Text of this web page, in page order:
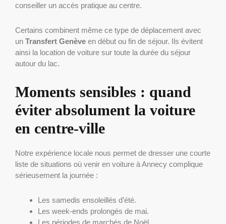
conseiller un accès pratique au centre.
Certains combinent même ce type de déplacement avec
un Transfert Genève en début ou fin de séjour. Ils évitent
ainsi la location de voiture sur toute la durée du séjour
autour du lac.
Moments sensibles : quand
éviter absolument la voiture
en centre-ville
Notre expérience locale nous permet de dresser une courte
liste de situations où venir en voiture à Annecy complique
sérieusement la journée :
Les samedis ensoleillés d’été.
Les week-ends prolongés de mai.
Les périodes de marchés de Noël.